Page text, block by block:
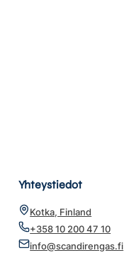
Yhteystiedot
Kotka, Finland
+358 10 200 47 10
info@scandirengas.fi